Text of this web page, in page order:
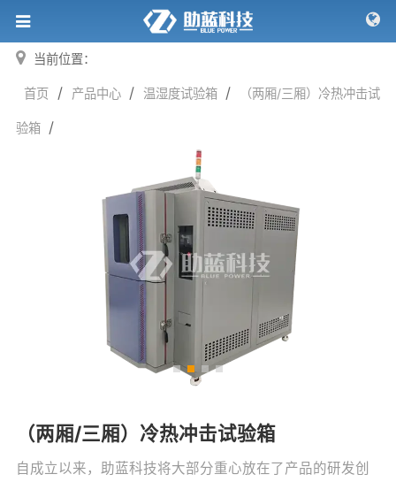
当前位置：
首页 / 产品中心 / 温湿度试验箱 / （两厢/三厢）冷热冲击试
验箱 /
（两厢/三厢）冷热冲击试验箱
自成立以来，助蓝科技将大部分重心放在了产品的研发创